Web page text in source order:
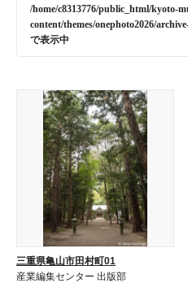
/home/c8313776/public_html/kyoto-
content/themes/onephoto2026/
で表示中
三重県亀山市田村町01
産業編集センター 出版部